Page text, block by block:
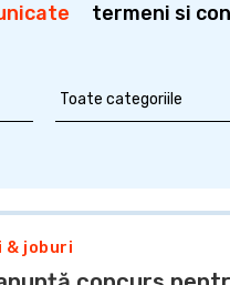
termeni si
& joburi